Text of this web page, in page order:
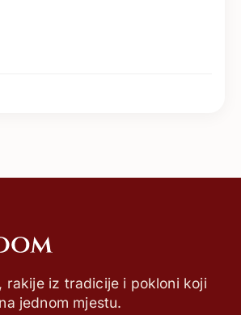
rakije iz tradicije i pokloni koji
jednom mjestu.